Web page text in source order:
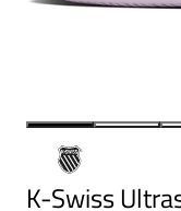
K-Swiss